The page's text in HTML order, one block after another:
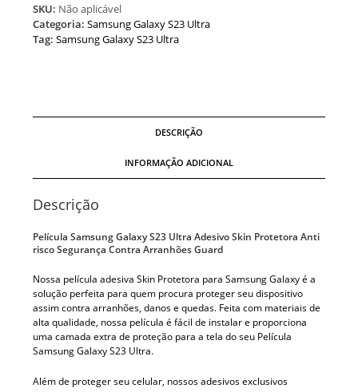
SKU: Não aplicável
Categoria:Samsung Galaxy S23 Ultra
Tag:Samsung Galaxy S23 Ultra
DESCRIÇÃO
INFORMAÇÃO ADICIONAL
Descrição
Película Samsung Galaxy S23 Ultra Adesivo Skin Protetora Anti
risco Segurança Contra Arranhões Guard
Nossa película adesiva Skin Protetora para Samsung Galaxy é a
solução perfeita para quem procura proteger seu dispositivo
assim contra arranhões, danos e quedas. Feita com materiais de
alta qualidade, nossa película é fácil de instalar e proporciona
uma camada extra de proteção para a tela do seu Película
Samsung Galaxy S23 Ultra.
Além de proteger seu celular, nossos adesivos exclusivos